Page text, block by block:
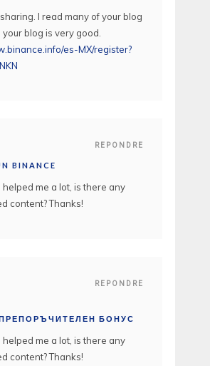
I read many of your blog
blog is very good.
es-MX/register?
REPONDRE
BINANCE
helped me a lot, is there any
content? Thanks!
REPONDRE
ПРЕПОРЪЧИТЕЛЕН БОНУС
helped me a lot, is there any
content? Thanks!